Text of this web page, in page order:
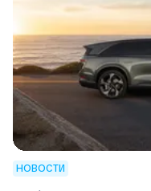
НОВОСТИ